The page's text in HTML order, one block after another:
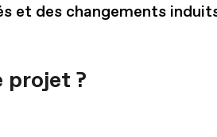
et des changements
projet ?